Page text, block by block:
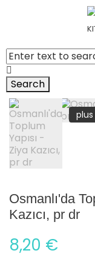
Search
Osmanlı'da
Kazıcı, pr dr
8,20 €